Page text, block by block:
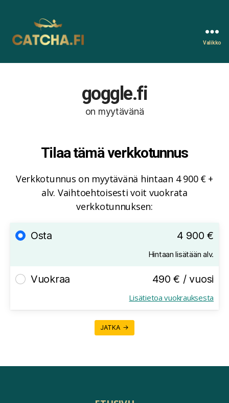
Valikko
goggle.fi
on myytävänä
Tilaa tämä verkkotunnus
Verkkotunnus on myytävänä hintaan 4 900 € +
alv. Vaihtoehtoisesti voit vuokrata
verkkotunnuksen:
Osta 4 900 €
Hintaan lisätään alv.
Vuokraa 490 € / vuosi
Lisätietoa vuokrauksesta
JATKA →